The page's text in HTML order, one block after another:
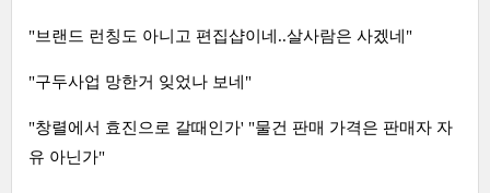
"브랜드 런칭도 아니고 편집샵이네..살사람은 사겠네"
"구두사업 망한거 잊었나 보네"
"창렬에서 효진으로 갈때인가' "물건 판매 가격은 판매자 자
유 아닌가"